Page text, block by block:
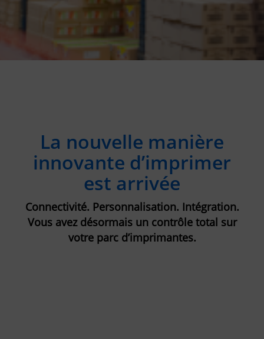
La nouvelle manière
innovante d’imprimer
est arrivée
Connectivité. Personnalisation. Intégration.
Vous avez désormais un contrôle total sur
votre parc d’imprimantes.